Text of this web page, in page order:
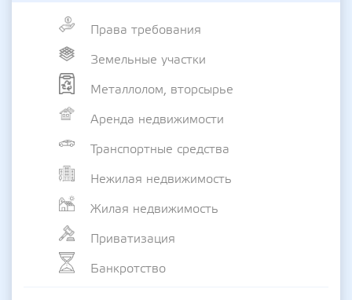
Права требования
Земельные участки
Металлолом, вторсырье
Аренда недвижимости
Транспортные средства
Нежилая недвижимость
Жилая недвижимость
Приватизация
Банкротство